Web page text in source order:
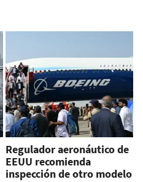
Regulador aeronáutico de
EEUU recomienda
inspección de otro modelo